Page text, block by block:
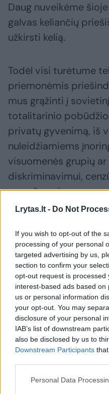
Lrytas.lt - Do Not
If you wish to opt-out of the
processing of your personal
targeted advertising by us,
section to confirm your
opt-out request is processed
interest-based ads based
us or personal information
your opt-out. You may
disclosure of your personal
IAB’s list of downstream
also be disclosed by us to
Downstream Participants
Personal Data
Daug nuveikėme
galvas keliančių
užkirsti kelią.
Todėl visi turėtume
priemonėmis
mus grąžinti į
totalitarinio
privatų gyvenimą, iš
nuleidžiamiems
visuomenės grupių ar
diskriminavimui,
suvaržymui.
būti palaikomas
pastangomis.
Susiję